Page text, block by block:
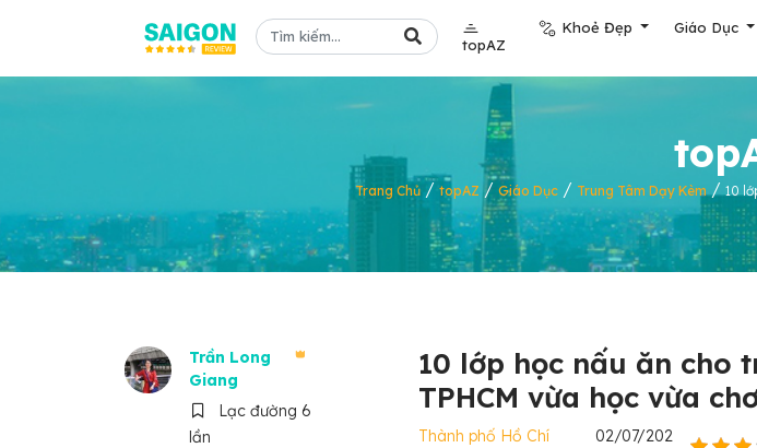
topAZ
Khoẻ Đẹp Giáo Dục
Trang Chủ/ topAZ / Giáo Dục/ Trung Tâm Dạy Kèm/10
Trần Long
Giang
Lạc đường 6
lần
10 lớp học nấu ăn cho
TPHCM vừa học vừa
Thành phố Hồ Chí
02/07/202